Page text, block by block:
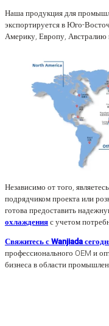
Наша продукция для
экспортируется в Юго-
Америку, Европу,
Независимо от того,
подрядчиком проекта или
готова предоставить
охлажденияс учетом
Свяжитесь с Wanjiada
профессионального OEM и
бизнеса в области